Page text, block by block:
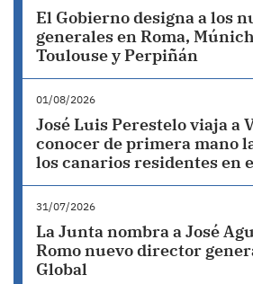
El Gobierno designa a los
generales en Roma,
Toulouse y Perpiñán
01/08/2026
José Luis Perestelo viaja a
conocer de primera mano
los canarios residentes en
31/07/2026
La Junta nombra a José
Romo nuevo director
Global